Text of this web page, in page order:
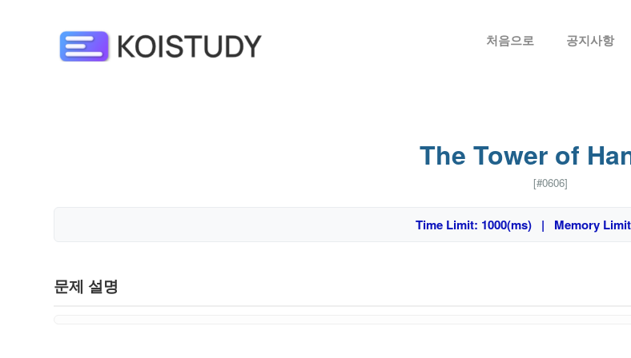
처음으로 공지사항
The Tower of
[#0606]
Time Limit: 1000(ms) | Memory
문제 설명